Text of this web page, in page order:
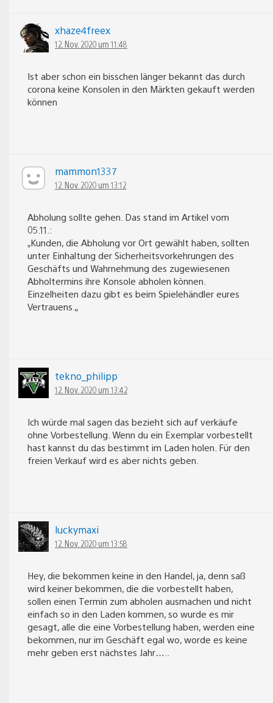
xhaze4freex
12. Nov. 2020 um 11:48
Ist aber schon ein bisschen länger bekannt das durch
corona keine Konsolen in den Märkten gekauft werden
können
mammon1337
12. Nov. 2020 um 13:12
Abholung sollte gehen. Das stand im Artikel vom
05.11.:
„Kunden, die Abholung vor Ort gewählt haben, sollten
unter Einhaltung der Sicherheitsvorkehrungen des
Geschäfts und Wahrnehmung des zugewiesenen
Abholtermins ihre Konsole abholen können.
Einzelheiten dazu gibt es beim Spielehändler eures
Vertrauens.„
tekno_philipp
12. Nov. 2020 um 13:42
Ich würde mal sagen das bezieht sich auf verkäufe
ohne Vorbestellung. Wenn du ein Exemplar vorbestellt
hast kannst du das bestimmt im Laden holen. Für den
freien Verkauf wird es aber nichts geben.
luckymaxi
12. Nov. 2020 um 13:58
Hey, die bekommen keine in den Handel, ja, denn saß
wird keiner bekommen, die die vorbestellt haben,
sollen einen Termin zum abholen ausmachen und nicht
einfach so in den Laden kommen, so wurde es mir
gesagt, alle die eine Vorbestellung haben, werden eine
bekommen, nur im Geschäft egal wo, worde es keine
mehr geben erst nächstes Jahr…..